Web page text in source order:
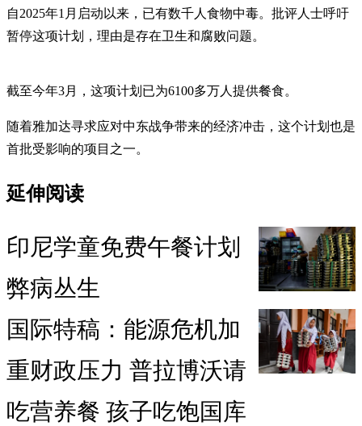
自2025年1月启动以来，已有数千人食物中毒。批评人士呼吁
暂停这项计划，理由是存在卫生和腐败问题。
截至今年3月，这项计划已为6100多万人提供餐食。
随着雅加达寻求应对中东战争带来的经济冲击，这个计划也是
首批受影响的项目之一。
延伸阅读
印尼学童免费午餐计划
弊病丛生
国际特稿：能源危机加
重财政压力 普拉博沃请
吃营养餐 孩子吃饱国库